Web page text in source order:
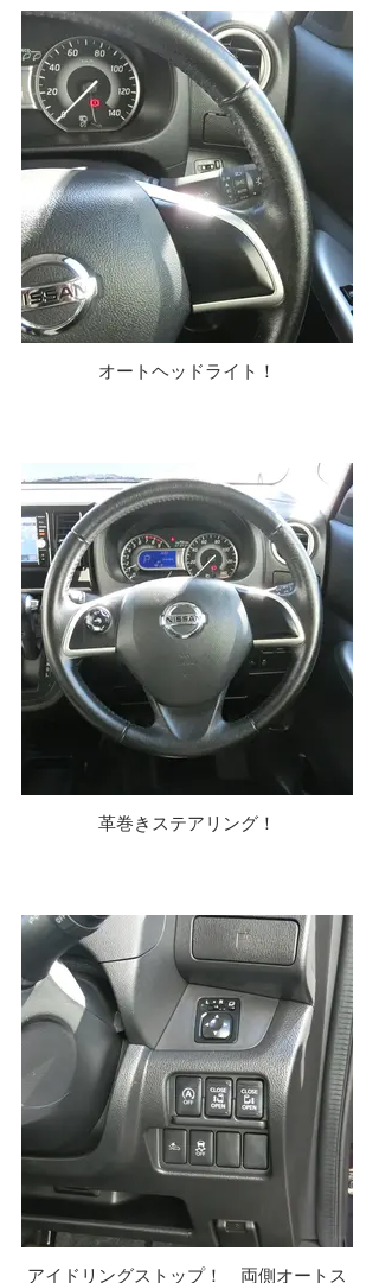
オートヘッドライト！
革巻きステアリング！
アイドリングストップ！ 両側オートス